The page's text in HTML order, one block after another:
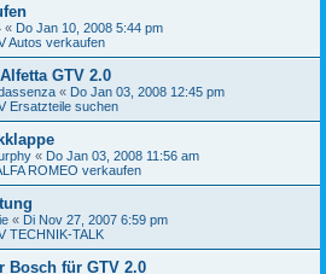
« Do Jan 10, 2008 5:44 pm
Autos verkaufen
GTV 2.0
« Do Jan 03, 2008 12:45 pm
Ersatzteile suchen
« Do Jan 03, 2008 11:56 am
ROMEO verkaufen
« Di Nov 27, 2007 6:59 pm
TECHNIK-TALK
Bosch für GTV 2.0